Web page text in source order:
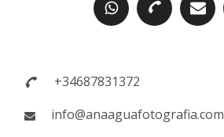
+34687831372
info@anaaguafotografia.com